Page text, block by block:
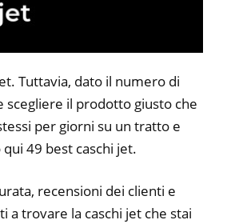
Tuttavia, dato il numero di
scegliere il prodotto giusto che
per giorni su un tratto e
49 best caschi jet.
recensioni dei clienti e
a trovare la caschi jet che stai